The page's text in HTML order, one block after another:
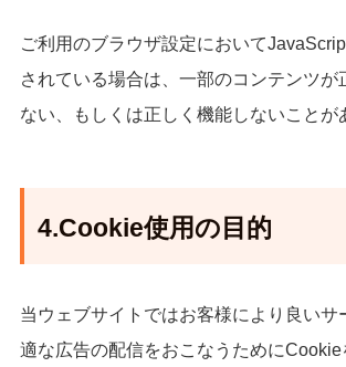
ご利用のブラウザ設定において
されている場合は、一部のコンテンツが
ない、もしくは正しく機能しないことが
4.Cookie使用の目的
当ウェブサイトではお客様により良いサ
適な広告の配信をおこなうためにCookie